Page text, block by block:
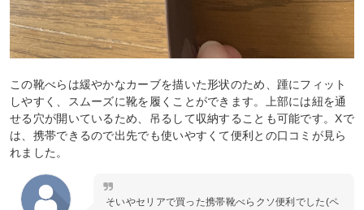
この靴べらは緩やかなカーブを描いた形状のため、踵にフィット
しやすく、スムーズに靴を履くことができます。上部には紐を通
せる穴が開いているため、吊るして収納することも可能です。Xで
は、携帯できるので出先でも使いやすくて便利との口コミが見ら
れました。
そいやセリアで買った携帯靴べらクソ便利でした(ペ